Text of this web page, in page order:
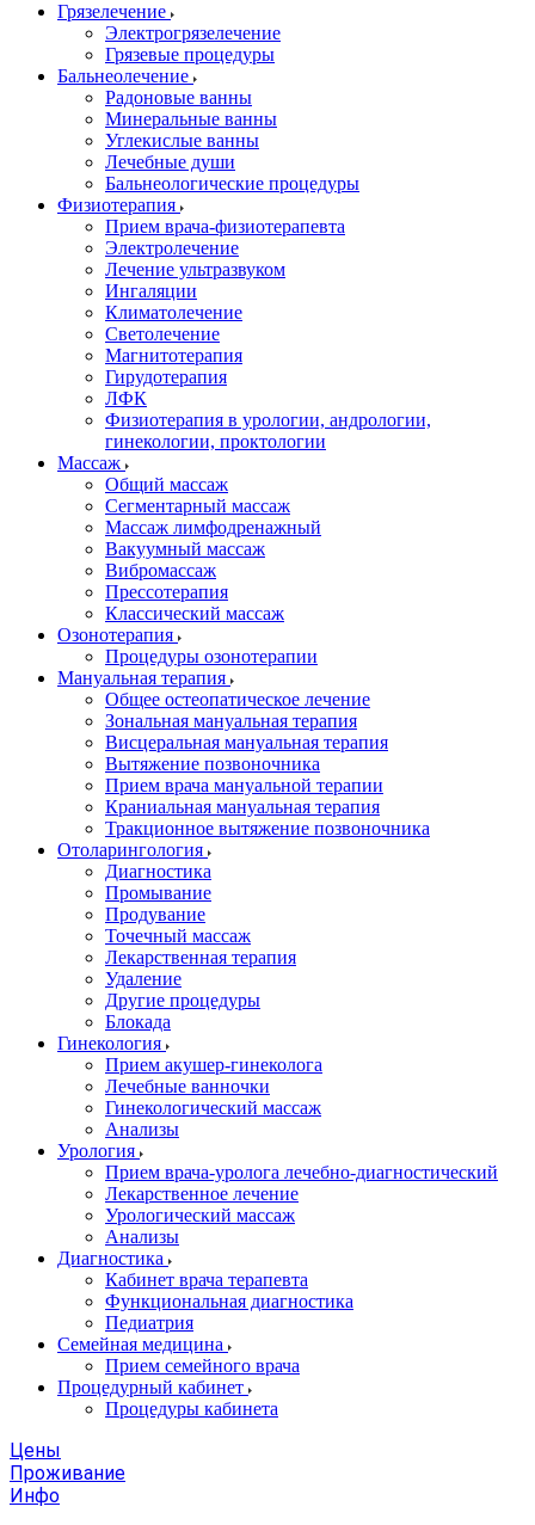
Грязелечение
Электрогрязелечение
Грязевые процедуры
Бальнеолечение
Радоновые ванны
Минеральные ванны
Углекислые ванны
Лечебные души
Бальнеологические процедуры
Физиотерапия
Прием врача-физиотерапевта
Электролечение
Лечение ультразвуком
Ингаляции
Климатолечение
Светолечение
Магнитотерапия
Гирудотерапия
ЛФК
Физиотерапия в урологии, андрологии,
гинекологии, проктологии
Массаж
Общий массаж
Сегментарный массаж
Массаж лимфодренажный
Вакуумный массаж
Вибромассаж
Прессотерапия
Классический массаж
Озонотерапия
Процедуры озонотерапии
Мануальная терапия
Общее остеопатическое лечение
Зональная мануальная терапия
Висцеральная мануальная терапия
Вытяжение позвоночника
Прием врача мануальной терапии
Краниальная мануальная терапия
Тракционное вытяжение позвоночника
Отоларингология
Диагностика
Промывание
Продувание
Точечный массаж
Лекарственная терапия
Удаление
Другие процедуры
Блокада
Гинекология
Прием акушер-гинеколога
Лечебные ванночки
Гинекологический массаж
Анализы
Урология
Прием врача-уролога лечебно-диагностический
Лекарственное лечение
Урологический массаж
Анализы
Диагностика
Кабинет врача терапевта
Функциональная диагностика
Педиатрия
Семейная медицина
Прием семейного врача
Процедурный кабинет
Процедуры кабинета
Цены
Проживание
Инфо